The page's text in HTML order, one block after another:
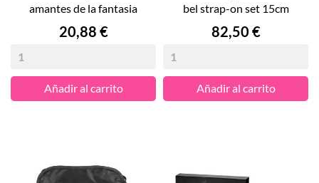
amantes de la fantasia
Precio
20,88 €
Añadir al carrito
bel strap-on set 15cm
Precio
82,50 €
Añadir al carrito